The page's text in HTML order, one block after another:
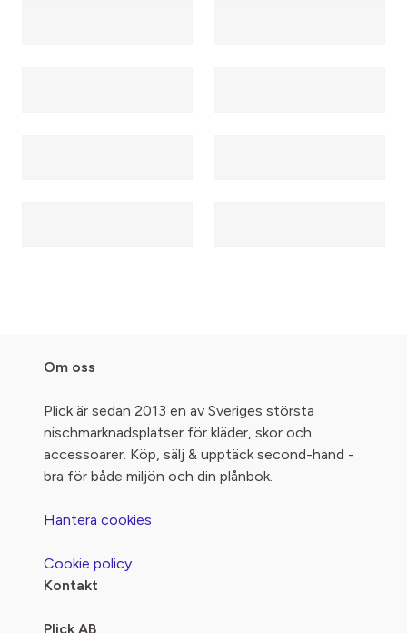
Om oss
Plick är sedan 2013 en av Sveriges största
nischmarknadsplatser för kläder, skor och
accessoarer. Köp, sälj & upptäck second-hand -
bra för både miljön och din plånbok.
Hantera cookies
Cookie policy
Kontakt
Plick AB